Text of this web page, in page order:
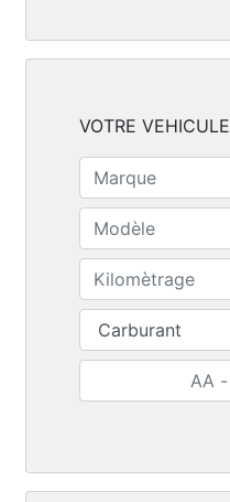
VOTRE VEHICULE